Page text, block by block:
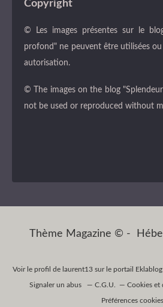
Copyright
© Les images présentes sur le
profond" ne peuvent être utilisées
autorisation.
© The images on the blog
not be used or reproduced without
Thème Magazine © -
Voir le profil de laurent13 sur le portail Eklablog
Signaler un abus C.G.U. Cookies et
Préférences cookies